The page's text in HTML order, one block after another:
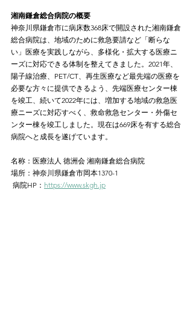
湘南鎌倉総合病院の概要
神奈川県鎌倉市に病床数368床で開設された湘南鎌倉
総合病院は、地域のために救急要請など「断らな
い」医療を実践しながら、多様化・拡大する医療ニ
ーズに対応できる体制を整えてきました。2021年、
陽子線治療、PET/CT、再生医療など最先端の医療を
必要な方々に提供できるよう、先端医療センター棟
を竣工、続いて2022年には、増加する地域の救急医
療ニーズに対応すべく、救命救急センター・外傷セ
ンター棟を竣工しました。現在は669床を有する総合
病院へと成長を遂げています。
名称：医療法人 徳洲会 湘南鎌倉総合病院
場所：神奈川県鎌倉市岡本1370-1
病院HP： https://www.skgh.jp